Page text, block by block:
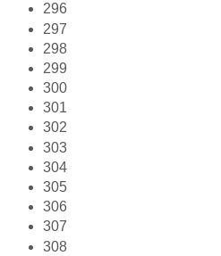
296
297
298
299
300
301
302
303
304
305
306
307
308